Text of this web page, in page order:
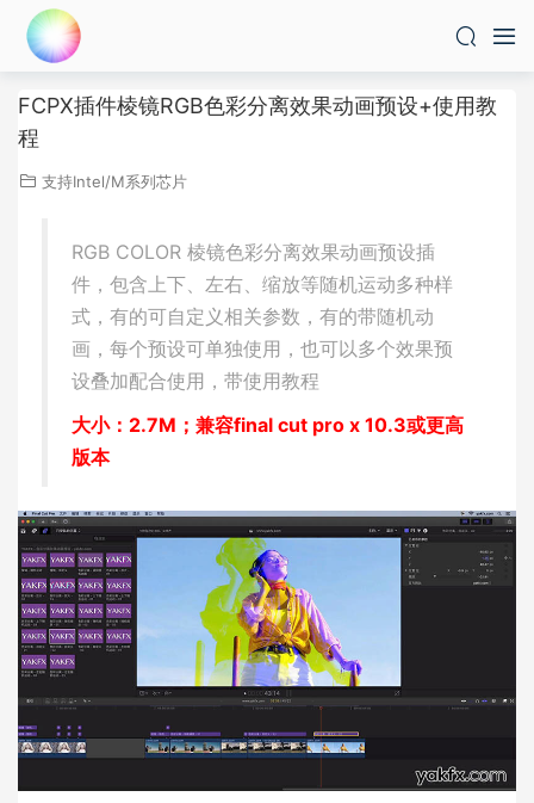
FCPX插件棱镜RGB色彩分离效果动画预设+使用教
程
支持Intel/M系列芯片
RGB COLOR 棱镜色彩分离效果动画预设插
件，包含上下、左右、缩放等随机运动多种样
式，有的可自定义相关参数，有的带随机动
画，每个预设可单独使用，也可以多个效果预
设叠加配合使用，带使用教程
大小：2.7M；兼容final cut pro x 10.3或更高
版本